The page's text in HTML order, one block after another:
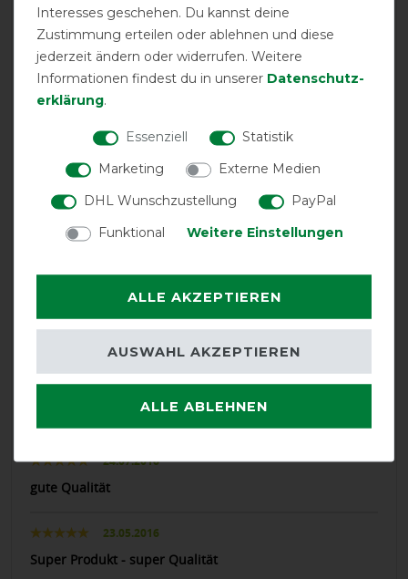
07.08.2017
Benötige Größe S für ein Endmaß-Pony (1,48 m), damit
die Maske gut sitzt und auch ohne Halfter auf dem Kopf
bleibt. Qualität sehr gut und erfahrungsgemäß sehr
robust.
02.06.2017
Guter Sitz. Gute Stoffqualität. Fällt wie alle Bucasmasken
etwas groß aus. Allerdings ist die Sicht durch die
Zebrastreifen deutlich schlechter als bei einfarbigen
Modellen.
30.05.2017
Die Fliegenmasken von Bucas halten nach meiner
Erfahrung besonders lange!
24.07.2016
gute Qualität
23.05.2016
Super Produkt - super Qualität
Interesses geschehen. Du kannst deine
Zustimmung erteilen oder ablehnen und diese
jederzeit ändern oder widerrufen. Weitere
Informationen findest du in unserer Daten­schutz­
erklärung.
Essenziell
Statistik
Marketing
Externe Medien
DHL Wunschzustellung
PayPal
Funktional
Weitere Einstellungen
ALLE AKZEPTIEREN
ALLE ABLEHNEN
AUSWAHL AKZEPTIEREN